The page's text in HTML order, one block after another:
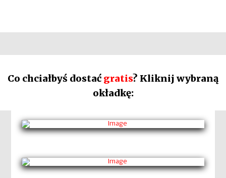
Co chciałbyś dostać gratis? Kliknij wybraną
okładkę: